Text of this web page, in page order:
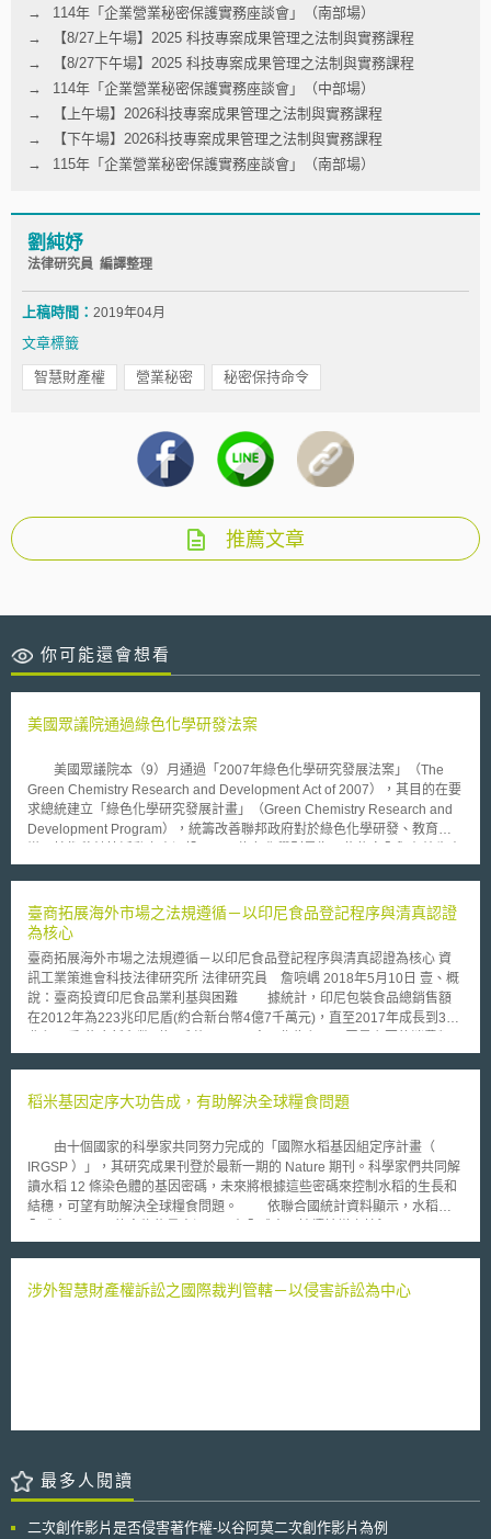
114年「企業營業秘密保護實務座談會」（南部場）
【8/27上午場】2025 科技專案成果管理之法制與實務課程
【8/27下午場】2025 科技專案成果管理之法制與實務課程
114年「企業營業秘密保護實務座談會」（中部場）
【上午場】2026科技專案成果管理之法制與實務課程
【下午場】2026科技專案成果管理之法制與實務課程
115年「企業營業秘密保護實務座談會」（南部場）
劉純妤
法律研究員 編譯整理
上稿時間： 2019年04月
文章標籤
智慧財產權 營業秘密 秘密保持命令
推薦文章
你可能還會想看
美國眾議院通過綠色化學研發法案
美國眾議院本（9）月通過「2007年綠色化學研究發展法案」（The
Green Chemistry Research and Development Act of 2007），其目的在要
求總統建立「綠色化學研究發展計畫」（Green Chemistry Research and
Development Program），統籌改善聯邦政府對於綠色化學研發、教育宣
程序製造高品質產品時、能減少使用或產生毒性化學物質之化學產品或製程
案是睿智的舉動，表示發展綠色化學最能證明經濟和環境得同時併進，發展
綠色企業實務，改善藥學加工及本土營建產業以迎刃氣候變遷及能源危機等
作執行本計畫，即國家科學基金（National Science Foundation）、國家標
準技術研究院（National Institute of Standards and Technology）、能源局
（Department of Energy）及環保署（Environmental Protection
Agency）。參議院在過去兩屆都通過類似的法案，尚等待參議院支持通過
資助建立了生質（biomass）能源及產品的網路圖書館（BioWeb）；
名研究人員，都會先經各領域專家進行嚴格的同儕審查（peer-review），
再開給所有公眾瀏覽；BioWeb將會持續蒐羅各種基礎及應用科學知識，並
擴充各種經濟及政策相關資訊。BioWeb的理想目標，是擴大規模成為最大
最有價值的生質燃料、能源及產品公共資料庫。
臺商拓展海外市場之法規遵循－以印尼食品登記程序與清真認證
為核心
臺商拓展海外市場之法規遵循－以印尼食品登記程序與清真認證為核心 資
訊工業策進會科技法律研究所 法律研究員 詹喨嵎 2018年5月10日 壹、概
說：臺商投資印尼食品業利基與困難 據統計，印尼包裝食品總銷售額
在2012年為223兆印尼盾(約合新台幣4億7千萬元)，直至2017年成長到390
別，約占一般家庭收入的53%，而快速即食的加工食品更占家庭收入的11%
人口數之3%至4%，約700萬人上下，但仍是華人數量最多之非華語國家，
如鼎泰豐、日出茶太，亦成功將具我國特色之餐點或飲品拓展至印尼市場，
增加印尼當地對於我國食品的認識與接受度 [4]。故印尼食品業對於我國廠
商而言，可說是極具利基之投資產業。 然而，我國廠商投資印尼食品
業所會面臨的第一個困難，即是印尼食品進口、食品安全及相關認證的法規
相關認證制度。本文以下將從印尼相關主管機關出發，分別介紹印尼食品進
於食品藥物及相關有害物質的測試技術進行研究與指導[5]。 其管理食
加工食品[6]。若為家畜肉品、家禽、乳製品等未經加工、包裝之原料，則以
農業部(Ministry of Agriculture)作為主管機關，並經不同之規範程序進口
律第18號之《食品法》，作為食品之一般性規範，食品法主要提供下述各食
稻米基因定序大功告成，有助解決全球糧食問題
由十個國家的科學家共同努力完成的「國際水稻基因組定序計畫（
IRGSP ）」，其研究成果刊登於最新一期的 Nature 期刊。科學家們共同解
讀水稻 12 條染色體的基因密碼，未來將根據這些密碼來控制水稻的生長和
結穗，可望有助解決全球糧食問題。 依聯合國統計資料顯示，水稻是
年必須提高 30% 的水稻產量，才能擁有足夠糧食。 自1998 年起，本
印度、法國與中國等國之定序實驗室進行分工、共享，定序後的 DNA 序列
涉外智慧財產權訴訟之國際裁判管轄－以侵害訴訟為中心
最多人閱讀
二次創作影片是否侵害著作權-以谷阿莫二次創作影片為例